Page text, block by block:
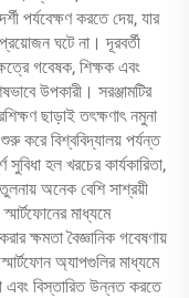
পর্যবেক্ষণ করতে দেয়, যার
ঘটে না। দূরবর্তী
গবেষক, শিক্ষক এবং
উপকারী। সরঞ্জামটির
ছাড়াই তৎক্ষণাৎ নমুনা
করে বিশ্ববিদ্যালয় পর্যন্ত
হল খরচের কার্যকারিতা,
অনেক বেশি সাশ্রয়ী
মাধ্যমে
ক্ষমতা বৈজ্ঞানিক গবেষণায়
অ্যাপগুলির মাধ্যমে
এবং বিস্তারিত উন্নত করতে